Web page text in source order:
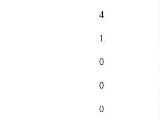
4
1
0
0
0